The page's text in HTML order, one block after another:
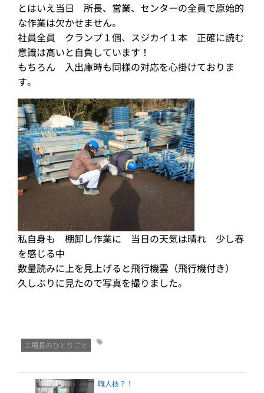
とはいえ当日 所長、営業、センターの全員で原始的
な作業は欠かせません。
社員全員 クランプ１個、スジカイ１本 正確に読む
意識は高いと自負しています！
もちろん 入出庫時も同様の対応を心掛けておりま
す。
私自身も 棚卸し作業に 当日の天気は晴れ 少し春
を感じる中
数量読みに上を見上げると飛行機雲（飛行機付き）
久しぶりに見たので写真を撮りました。
工場長のひとりごと
職人技？！